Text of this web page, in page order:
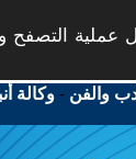
عملية التصفح
والفن -وكالة